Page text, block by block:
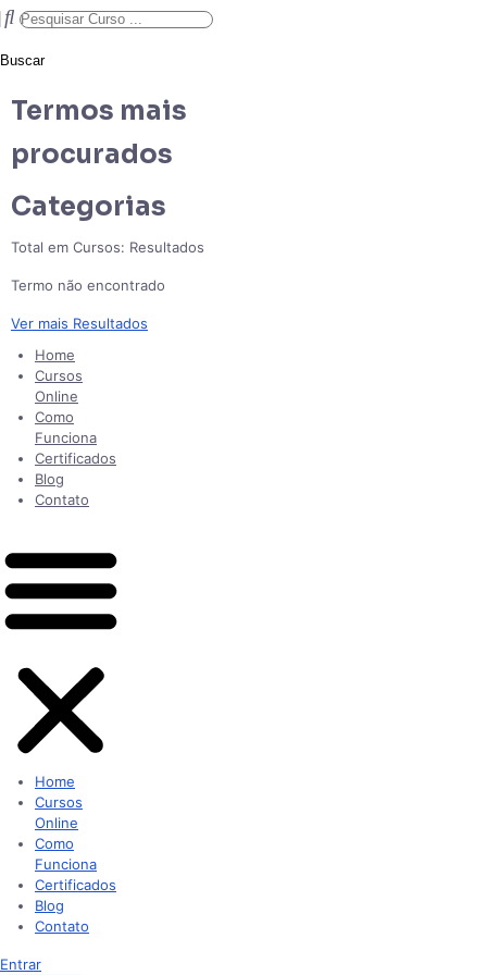
Buscar
Termos mais
procurados
Categorias
Total em Cursos: Resultados
Termo não encontrado
Ver mais Resultados
Home
Cursos
Online
Como
Funciona
Certificados
Blog
Contato
Home
Cursos
Online
Como
Funciona
Certificados
Blog
Contato
Entrar